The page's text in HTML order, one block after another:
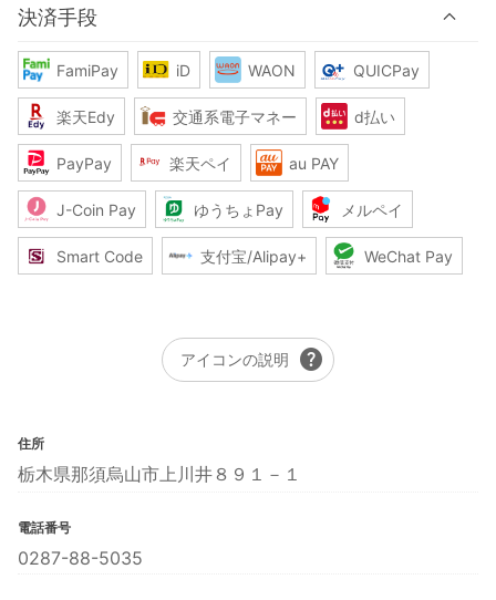
決済手段
FamiPay iD WAON QUICPay
楽天Edy 交通系電子マネー d払い
PayPay 楽天ペイ au PAY
J-Coin Pay ゆうちょPay メルペイ
Smart Code 支付宝/Alipay+ WeChat Pay
アイコンの説明 help
住所
栃木県那須烏山市上川井８９１－１
電話番号
0287-88-5035